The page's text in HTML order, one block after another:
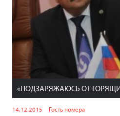
«ПОДЗАРЯЖАЮСЬ ОТ
14.12.2015 Гость номера